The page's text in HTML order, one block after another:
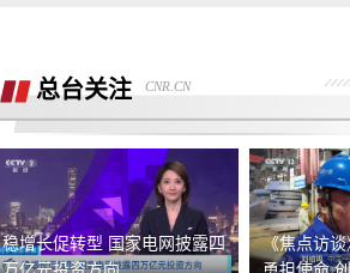
广西联通宽带被无故限速，想恢复必须
《业务风险防控承诺书》
话费充值未到账，平台判商家退款，但
家不退款也联系不上。
游戏虚假宣传诱导消费，已经严重影响
人生活
4s店擅自操作导致汽车主机损坏导致需
总台关注 CNR.CN
稳增长促转型 国家电网披露四
《焦点访